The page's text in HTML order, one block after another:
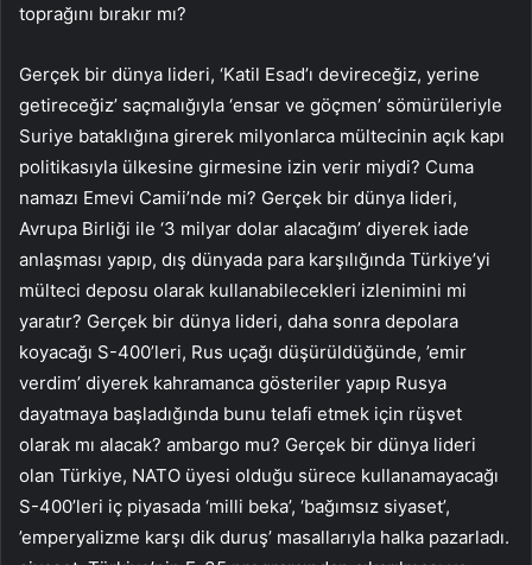
toprağını bırakır mı?
Gerçek bir dünya lideri, ‘Katil Esad’ı devireceğiz, yerine
getireceğiz’ saçmalığıyla ‘ensar ve göçmen’ sömürüleriyle
Suriye bataklığına girerek milyonlarca mültecinin açık kapı
politikasıyla ülkesine girmesine izin verir miydi? Cuma
namazı Emevi Camii’nde mi? Gerçek bir dünya lideri,
Avrupa Birliği ile ‘3 milyar dolar alacağım’ diyerek iade
anlaşması yapıp, dış dünyada para karşılığında Türkiye’yi
mülteci deposu olarak kullanabilecekleri izlenimini mi
yaratır? Gerçek bir dünya lideri, daha sonra depolara
koyacağı S-400’leri, Rus uçağı düşürüldüğünde, ’emir
verdim’ diyerek kahramanca gösteriler yapıp Rusya
dayatmaya başladığında bunu telafi etmek için rüşvet
olarak mı alacak? ambargo mu? Gerçek bir dünya lideri
olan Türkiye, NATO üyesi olduğu sürece kullanamayacağı
S-400’leri iç piyasada ‘milli beka’, ‘bağımsız siyaset’,
’emperyalizme karşı dik duruş’ masallarıyla halka pazarladı.